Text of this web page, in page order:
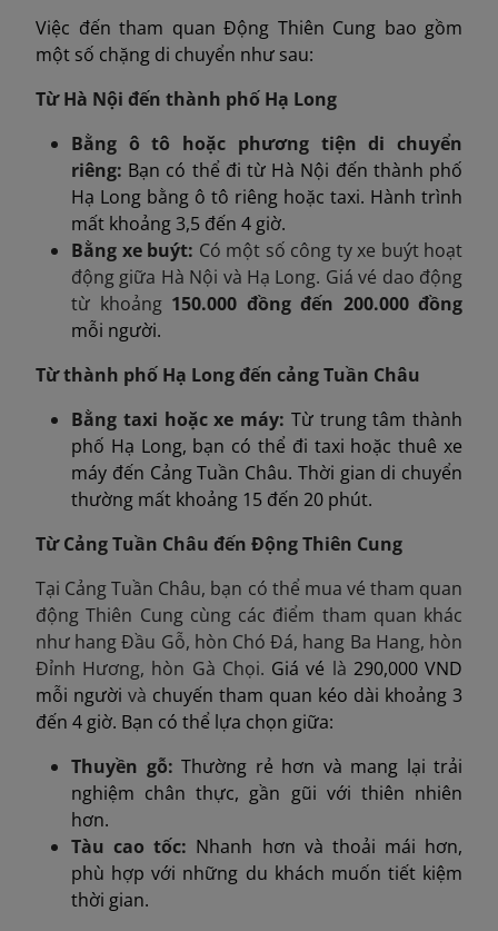
Việc đến tham quan Động Thiên Cung bao gồm
một số chặng di chuyển như sau:
Từ Hà Nội đến thành phố Hạ Long
Bằng ô tô hoặc phương tiện di chuyển
riêng: Bạn có thể đi từ Hà Nội đến thành phố
Hạ Long bằng ô tô riêng hoặc taxi. Hành trình
mất khoảng 3,5 đến 4 giờ.
Bằng xe buýt: Có một số công ty xe buýt hoạt
động giữa Hà Nội và Hạ Long. Giá vé dao động
từ khoảng 150.000 đồng đến 200.000 đồng
mỗi người.
Từ thành phố Hạ Long đến cảng Tuần Châu
Bằng taxi hoặc xe máy: Từ trung tâm thành
phố Hạ Long, bạn có thể đi taxi hoặc thuê xe
máy đến Cảng Tuần Châu. Thời gian di chuyển
thường mất khoảng 15 đến 20 phút.
Từ Cảng Tuần Châu đến Động Thiên Cung
Tại Cảng Tuần Châu, bạn có thể mua vé tham quan
động Thiên Cung cùng các điểm tham quan khác
như hang Đầu Gỗ, hòn Chó Đá, hang Ba Hang, hòn
Đỉnh Hương, hòn Gà Chọi. Giá vé là 290,000 VND
mỗi người và chuyến tham quan kéo dài khoảng 3
đến 4 giờ. Bạn có thể lựa chọn giữa:
Thuyền gỗ: Thường rẻ hơn và mang lại trải
nghiệm chân thực, gần gũi với thiên nhiên
hơn.
Tàu cao tốc: Nhanh hơn và thoải mái hơn,
phù hợp với những du khách muốn tiết kiệm
thời gian.